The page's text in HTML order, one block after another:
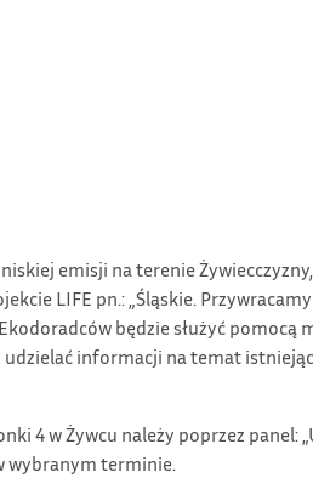
emisji na terenie
LIFE pn.: „Śląskie.
będzie służyć pomocą
udzielać informacji na temat
4 w Żywcu należy poprzez panel:
wybranym terminie.